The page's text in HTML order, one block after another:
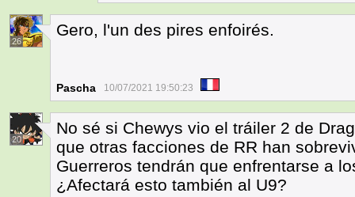
26
Gero, l'un des pires enfoirés.
Pascha 10/07/2021 19:50:23
20
No sé si Chewys vio el tráiler 2 de
que otras facciones de RR han
Guerreros tendrán que enfrentarse a
¿Afectará esto también al U9?